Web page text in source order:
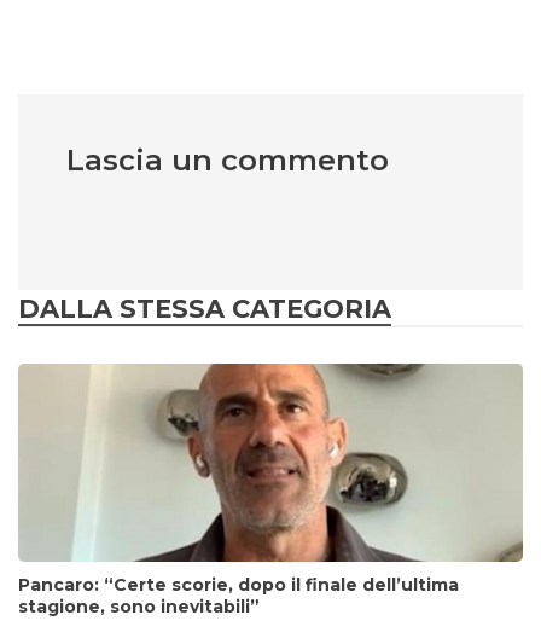
Lascia un commento
DALLA STESSA CATEGORIA
Pancaro: “Certe scorie, dopo il finale dell’ultima
stagione, sono inevitabili”